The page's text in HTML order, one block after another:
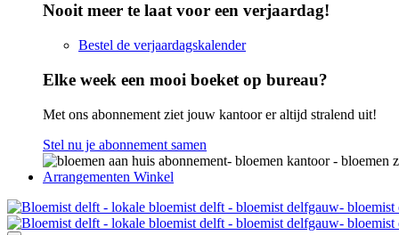
Nooit meer te laat voor een verjaardag!
Bestel de verjaardagskalender
Elke week een mooi boeket op bureau?
Met ons abonnement ziet jouw kantoor er altijd stralend uit!
Stel nu je abonnement samen
Arrangementen Winkel